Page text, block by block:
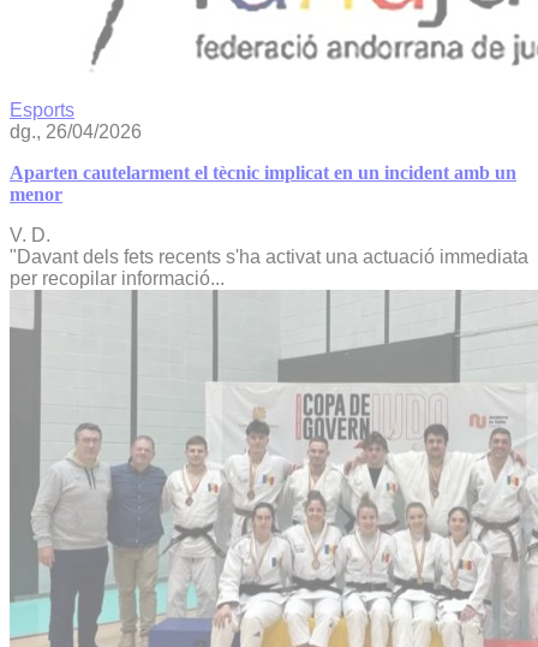
Esports
dg., 26/04/2026
Aparten cautelarment el tècnic implicat en un incident amb un
menor
V. D.
"Davant dels fets recents s'ha activat una actuació immediata
per recopilar informació...